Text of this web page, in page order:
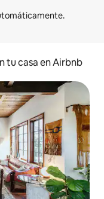
tu casa en Airbnb